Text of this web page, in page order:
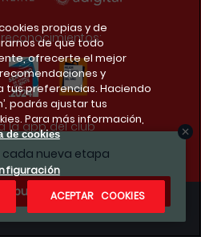
cada nueva etapa
apuntas?
la app del club
cookies propias y de
de que todo
ofrecerte el mejor
y
tus preferencias. Haciendo
podrás ajustar tus
Para más información,
de cookies
ACEPTAR COOKIES